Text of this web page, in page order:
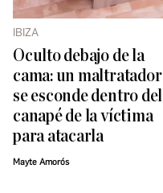
IBIZA
Oculto debajo de la
cama: un maltratador
se esconde dentro del
canapé de la víctima
para atacarla
Mayte Amorós